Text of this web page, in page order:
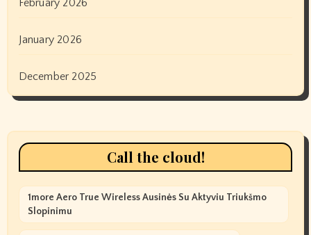
February 2026
January 2026
December 2025
Call the cloud!
1more Aero True Wireless Ausinės Su Aktyviu Triukšmo
Slopinimu